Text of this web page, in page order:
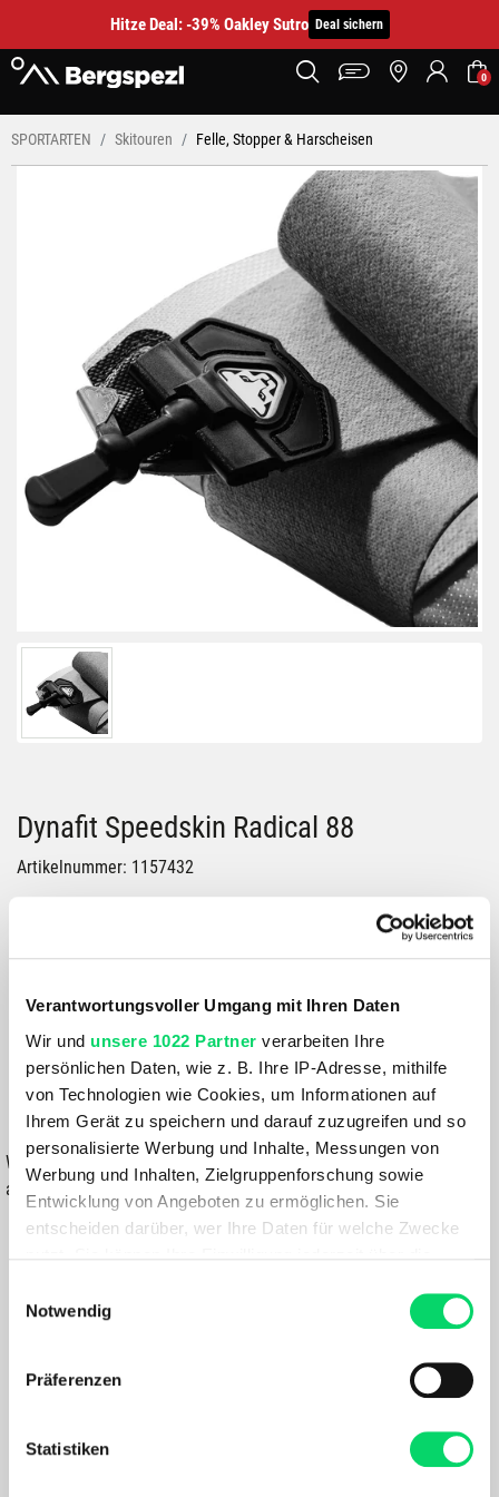
Verantwortungsvoller Umgang mit Ihren Daten
Wir und unsere 1022 Partner verarbeiten Ihre
persönlichen Daten, wie z. B. Ihre IP-Adresse, mithilfe
von Technologien wie Cookies, um Informationen auf
Ihrem Gerät zu speichern und darauf zuzugreifen und so
personalisierte Werbung und Inhalte, Messungen von
Werbung und Inhalten, Zielgruppenforschung sowie
Entwicklung von Angeboten zu ermöglichen. Sie
entscheiden darüber, wer Ihre Daten für welche Zwecke
Trigger Symbol ändern oder widerrufen
Informationen über Ihre geografische Lage
können
Notwendig
Präferenzen
Statistiken
Hitze Deal: -39% Oakley Sutro Deal sichern
0
SPORTARTEN Skitouren Felle, Stopper & Harscheisen
Dynafit Speedskin Radical 88
Artikelnummer: 1157432
209,99 €
IN DEN WARENKORB
Wähle eine Variante aus, um die Verfügbarkeit in unseren Filialen
anzuzeigen
Du hast eine Frage?
Das DYNAFIT Radical 88 Skitourenfell verhindert nicht nur